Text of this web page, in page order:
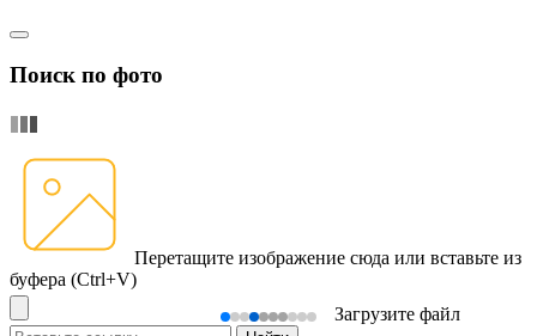
Поиск по фото
Перетащите изображение сюда или вставьте из
буфера (Ctrl+V)
Загрузите файл